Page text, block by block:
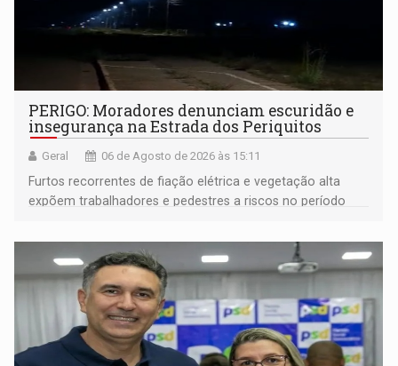
PERIGO: Moradores denunciam escuridão e
insegurança na Estrada dos Periquitos
Geral 06 de Agosto de 2026 às 15:11
Furtos recorrentes de fiação elétrica e vegetação alta
expõem trabalhadores e pedestres a riscos no período